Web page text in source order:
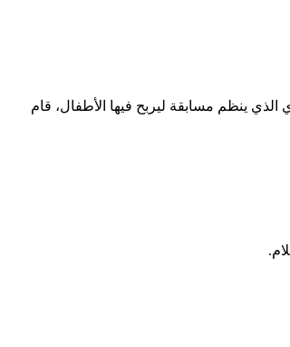
ينظم مسابقة ليربح فيها الأطفال، قام